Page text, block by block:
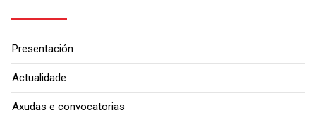
Presentación
Actualidade
Axudas e convocatorias